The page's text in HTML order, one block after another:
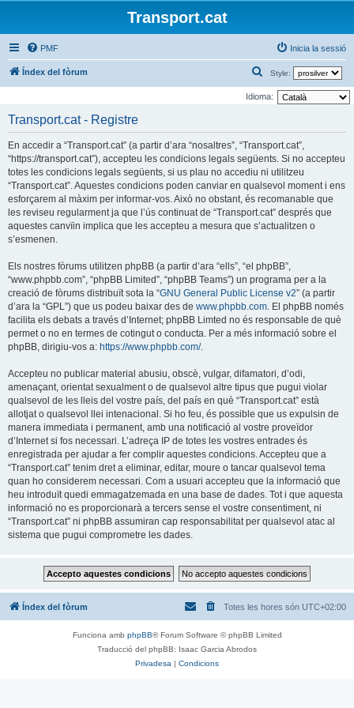
Transport.cat
PMF Inicia la sessió
Índex del fòrum Style:
e
a
Idioma:
Transport.cat - Registre
En accedir a “Transport.cat” (a partir d’ara “nosaltres”, “Transport.cat”,
“https://transport.cat”), accepteu les condicions legals següents. Si no accepteu
totes les condicions legals següents, si us plau no accediu ni utilitzeu
“Transport.cat”. Aquestes condicions poden canviar en qualsevol moment i ens
esforçarem al màxim per informar-vos. Això no obstant, és recomanable que
les reviseu regularment ja que l’ús continuat de “Transport.cat” després que
aquestes canvïin implica que les accepteu a mesura que s’actualitzen o
s’esmenen.
Els nostres fòrums utilitzen phpBB (a partir d’ara “ells”, “el phpBB”,
“www.phpbb.com”, “phpBB Limited”, “phpBB Teams”) un programa per a la
creació de fòrums distribuït sota la “GNU General Public License v2” (a partir
d’ara la “GPL”) que us podeu baixar des de www.phpbb.com . El phpBB només
facilita els debats a través d’Internet; phpBB Limted no és responsable de què
permet o no en termes de cotingut o conducta. Per a més informació sobre el
phpBB, dirigiu-vos a: https://www.phpbb.com/.
Accepteu no publicar material abusiu, obscè, vulgar, difamatori, d’odi,
amenaçant, orientat sexualment o de qualsevol altre tipus que pugui violar
qualsevol de les lleis del vostre país, del país en què “Transport.cat” està
allotjat o qualsevol llei intenacional. Si ho feu, és possible que us expulsin de
manera immediata i permanent, amb una notificació al vostre proveïdor
d’Internet si fos necessari. L’adreça IP de totes les vostres entrades és
enregistrada per ajudar a fer complir aquestes condicions. Accepteu que a
“Transport.cat” tenim dret a eliminar, editar, moure o tancar qualsevol tema
quan ho considerem necessari. Com a usuari accepteu que la informació que
heu introduït quedi emmagatzemada en una base de dades. Tot i que aquesta
informació no es proporcionarà a tercers sense el vostre consentiment, ni
“Transport.cat” ni phpBB assumiran cap responsabilitat per qualsevol atac al
sistema que pugui comprometre les dades.
Índex del fòrum Totes les hores són UTC+02:00
Funciona amb phpBB® Forum Software © phpBB Limited
Traducció del phpBB: Isaac Garcia Abrodos
Privadesa | Condicions